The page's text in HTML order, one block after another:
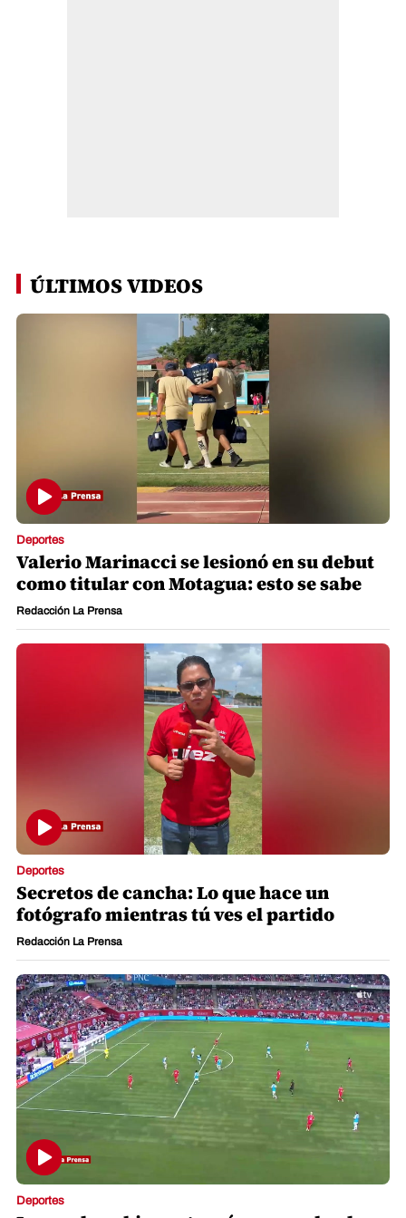
ÚLTIMOS VIDEOS
Deportes
Valerio Marinacci se lesionó en su debut
como titular con Motagua: esto se sabe
Redacción La Prensa
Deportes
Secretos de cancha: Lo que hace un
fotógrafo mientras tú ves el partido
Redacción La Prensa
Deportes